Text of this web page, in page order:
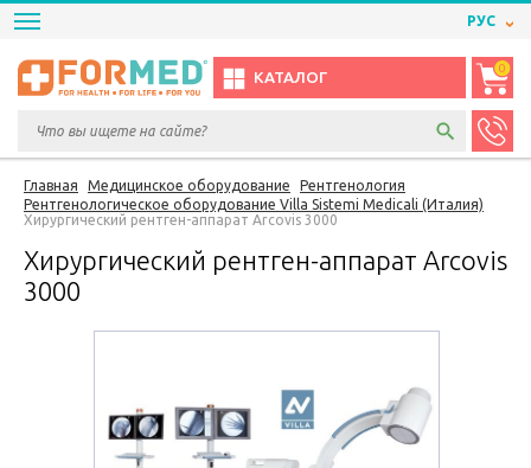
РУС
КАТАЛОГ
0
Главная Медицинское оборудование
Рентгенология
Рентгенологическое оборудование Villa Sistemi Medicali (Италия)
Хирургический рентген-аппарат Arcovis 3000
Хирургический рентген-аппарат Arcovis
3000